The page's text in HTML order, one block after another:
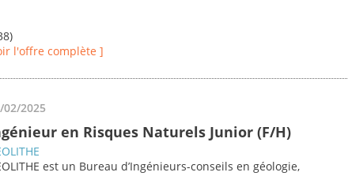
l'offre complète ]
02/2025
en Risques Naturels Junior (F/H)
est un Bureau d’Ingénieurs-conseils en géologie,